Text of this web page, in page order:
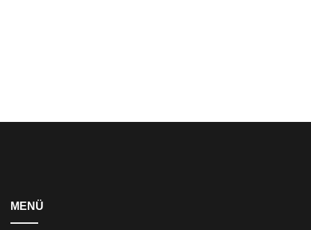
MENÜ